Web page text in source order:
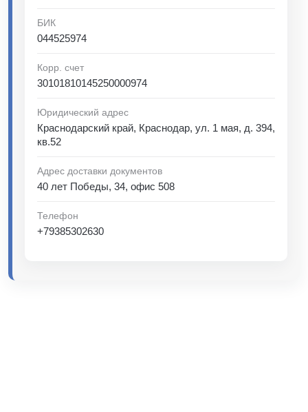
БИК
044525974
Корр. счет
30101810145250000974
Юридический адрес
Краснодарский край, Краснодар, ул. 1 мая, д. 394,
кв.52
Адрес доставки документов
40 лет Победы, 34, офис 508
Телефон
+79385302630